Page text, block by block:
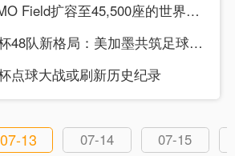
“多伦多BMO Field扩容至45,500座的世界杯声场适配性仿真分析（2026）”
2026世界杯48队新格局：美加墨共筑足球盛宴，北美势力版图全面重构
点球大战或刷新历史纪录
07-13 07-14
07-15